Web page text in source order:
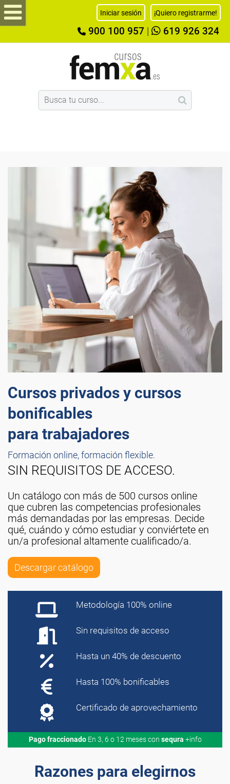
Iniciar sesión ¡Quiero registrarme!
900 100 957 619 926 324
Cursos privados y cursos
bonificables
para trabajadores
Formación online, formación flexible.
SIN REQUISITOS DE ACCESO.
Un catálogo con más de 500 cursos online
que cubren las competencias profesionales
más demandadas por las empresas. Decide
qué, cuándo y cómo estudiar y conviértete en
un/a profesional altamente cualificado/a.
Descargar catálogo
Metodología 100% online
Sin requisitos de acceso
Hasta un 40% de descuento
Hasta 100% bonificables
Certificado de aprovechamiento
Pago fraccionadoEn 3, 6 o 12 meses con sequra +info
Razones para elegirnos